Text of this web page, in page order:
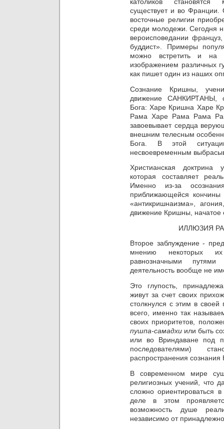
существует и во Франции.
восточные религии
среди молодежи. Сегодня
вероисповедании
буддист». Примеры
можно встретить и на
изображением различных
как пишет один из наших
Сознание Кришны,
движение САНКИРТАНЫ,
Бога: Харе Кришна Харе
Рама Харе Рама Рама
завоевывает сердца
внешним телесным
Бога.
В этой
несвоевременным
Христианская
которая составляет
Именно из-за
приближающейся кончины
«антикришнаизма»,
движение Кришны,
ИЛЛЮЗИЯ
Второе заблуждение -
мнению некоторых
равнозначными
деятельность вообще не
Это глупость,
живут за счет своих
столкнулся с этим в
всего, именно так
своих приоритетов,
пушпа-самадхи или быть
или во Вриндаване под
последователями)
распространения
В современном мире
религиозных учений, что
сложно ориентироваться
деле в этом
возможность душе
независимо от